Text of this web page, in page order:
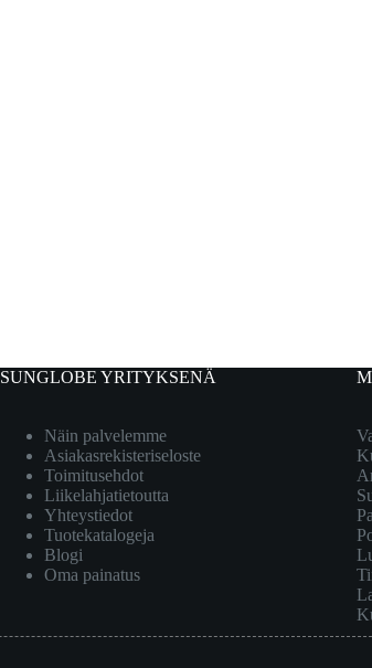
SUNGLOBE YRITYKSENÄ
Näin palvelemme
Asiakasrekisteriseloste
Toimitusehdot
Liikelahjatietoutta
Yhteystiedot
Tuotekatalogeja
Blogi
Oma painatus